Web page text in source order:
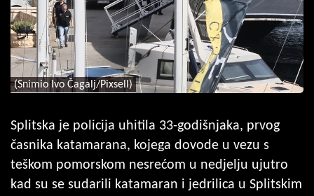
(Snimio Ivo Čagalj/Pixsell)
Splitska je policija uhitila 33-godišnjaka, prvog
časnika katamarana, kojega dovode u vezu s
teškom pomorskom nesrećom u nedjelju ujutro
kad su se sudarili katamaran i jedrilica u Splitskim